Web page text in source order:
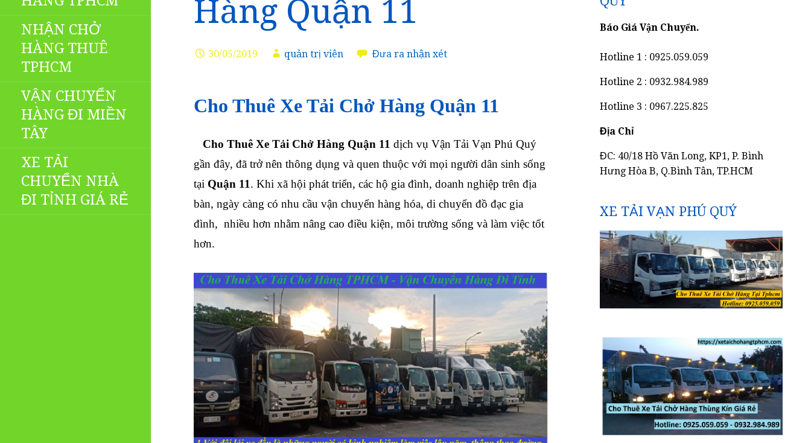
NHẬN CHỞ
HÀNG THUÊ
TPHCM
VẬN CHUYỂN
HÀNG ĐI MIỀN
TÂY
XE TẢI
CHUYỂN NHÀ
ĐI TỈNH GIÁ RẺ
Hàng Quận 11
30/05/2019 quản trị viên Đưa ra nhận xét
Cho Thuê Xe Tải Chở Hàng Quận 11
Cho Thuê Xe Tải Chở Hàng Quận 11 dịch vụ Vận Tải Vạn Phú Quý
gần đây, đã trở nên thông dụng và quen thuộc với mọi người dân sinh sống
tại Quận 11. Khi xã hội phát triển, các hộ gia đình, doanh nghiệp trên địa
bàn, ngày càng có nhu cầu vận chuyển hàng hóa, di chuyển đồ đạc gia
đình, nhiều hơn nhằm nâng cao điều kiện, môi trường sống và làm việc tốt
hơn.
Báo Giá Vận Chuyển.
Hotline 1 : 0925.059.059
Hotline 2 : 0932.984.989
Hotline 3 : 0967.225.825
Địa Chỉ
ĐC: 40/18 Hồ Văn Long, KP1, P. Bình
Hưng Hòa B, Q.Bình Tân, TP.HCM
XE TẢI VẠN PHÚ QUÝ